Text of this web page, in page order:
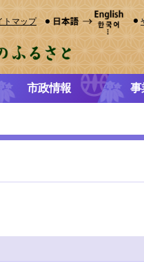
トマップ
市政情報 事